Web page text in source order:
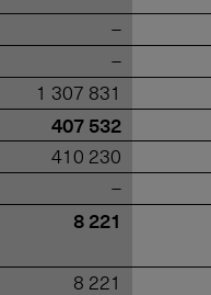
–
–
1 307 831
407 532
410 230
–
8 221
8 221